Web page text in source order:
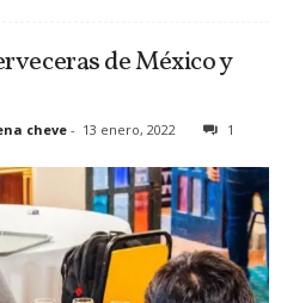
de México y
cheve - 13 enero, 2022 1